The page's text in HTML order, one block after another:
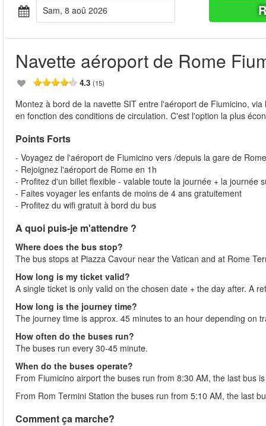
sam, 8 aoû 2026
Navette aéroport de Rome
4.3 (15)
Montez à bord de la navette SIT entre l'aéroport de Fiumicino,
en fonction des conditions de circulation. C'est l'option la plus
Points Forts
- Voyagez de l'aéroport de Fiumicino vers /depuis la gare de
- Rejoignez l'aéroport de Rome en 1h
- Profitez d'un billet flexible - valable toute la journée + la journée
- Faites voyager les enfants de moins de 4 ans gratuitement
- Profitez du wifi gratuit à bord du bus
A quoi puis-je m'attendre ?
Where does the bus stop?
The bus stops at Piazza Cavour near the Vatican and at Rome
How long is my ticket valid?
A single ticket is only valid on the chosen date + the day after. A
How long is the journey time?
The journey time is approx. 45 minutes to an hour depending on
How often do the buses run?
The buses run every 30-45 minute.
When do the buses operate?
From Fiumicino airport the buses run from 8:30 AM, the last bus
From Rom Termini Station the buses run from 5:10 AM, the last
Comment ça marche?